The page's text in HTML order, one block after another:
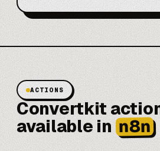
ACTIONS
Convertkit
available in n8n